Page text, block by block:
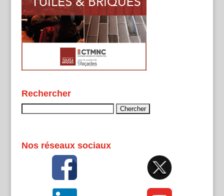
Rechercher
Nos réseaux sociaux